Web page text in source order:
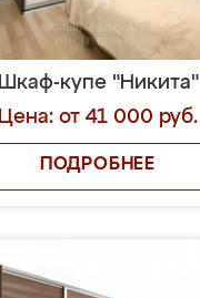
Шкаф-купе "Никита"
Цена: от 41 000 руб.
ПОДРОБНЕЕ